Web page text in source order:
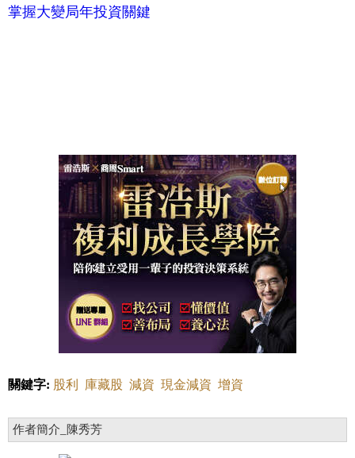
掌握大變局年投資關鍵
關鍵字: 股利 庫藏股 減資 現金減資 增資
作者簡介_陳秀芳